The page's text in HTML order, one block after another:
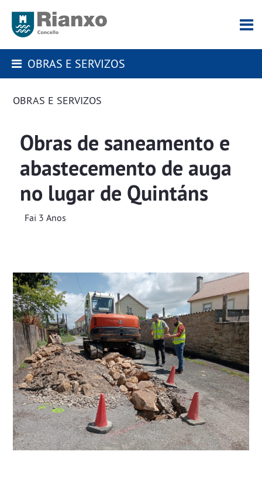
OBRAS E SERVIZOS
OBRAS E SERVIZOS
Obras de saneamento e
abastecemento de auga
no lugar de Quintáns
Fai 3 Anos